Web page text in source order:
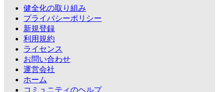
健全化の取り組み
プライバシーポリシー
新規登録
利用規約
ライセンス
お問い合わせ
運営会社
ホーム
コミュニティのヘルプ